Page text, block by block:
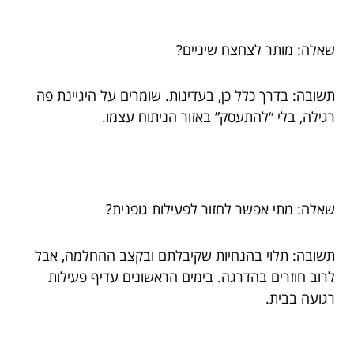
שאלה: מותר לצחצח שיניים?
תשובה: בדרך כלל כן, בעדינות. שומרים על היגיינת פה
רגילה, בלי “להתעסק” באזור הניתוח עצמו.
שאלה: מתי אפשר לחזור לפעילות גופנית?
תשובה: תלוי בהנחיות שקיבלתם ובקצב ההחלמה, אבל
לרוב חוזרים בהדרגה. בימים הראשונים עדיף פעילות
רגועה בבית.